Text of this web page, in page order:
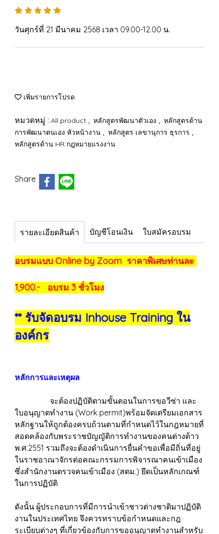
วันศุกร์ที่ 21 มีนาคม 2568 เวลา 09.00-12.00 น.
เพิ่มรายการโปรด
หมวดหมู่ : All product , หลักสูตรพัฒนาตัวเอง , หลักสูตรด้าน
การพัฒนาตนเอง หัวหน้างาน , หลักสูตร เลขานุการ ธุรการ ,
หลักสูตรด้าน HR กฎหมายแรงงาน
Share
รายละเอียดสินค้า บัญชีโอนเงิน ใบสมัครอบรม
อบรมแบบ Online by Zoom ราคาพิเศษท่านละ
1,900.- อบรม 3 ชั่วโมง
** รับจัดอบรม Inhouse Training ใน
องค์กร
หลักการและเหตุผล
จะต้องปฏิบัติตามขั้นตอนในการขอวีซ่า และ
ใบอนุญาตทำงาน (Work permit)พร้อมจัดเตรียมเอกสาร
หลักฐานให้ถูกต้องครบถ้วนตามที่กำหนดไว้ในกฎหมายที่
สอดคล้องกับพระราชบัญญัติการทำงานของคนต่างด้าว
พ.ศ.2551 รวมถึงจะต้องดำเนินการยื่นคำขอเพื่อมีถิ่นที่อยู่
ในราชอาณาจักรต่อคณะกรรมการพิจารณาคนเข้าเมือง
ซึ่งสำนักงานตรวจคนเข้าเมือง (สตม.) ยึดเป็นหลักเกณฑ์
ในการปฏิบัติ
ดังนั้น ผู้ประกอบการที่มีการนำเข้าชาวต่างชาติมาปฏิบัติ
งานในประเทศไทย จึงควรทราบข้อกำหนดและกฎ
ระเบียบต่างๆ ที่เกี่ยวข้องกับการขออนุญาตทำงานสำหรับ